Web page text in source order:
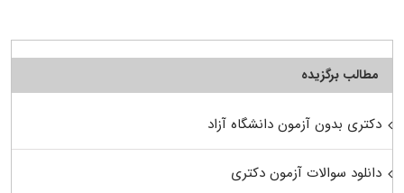
مطالب برگزیده
دکتری بدون آزمون دانشگاه آزاد
دانلود سوالات آزمون دکتری